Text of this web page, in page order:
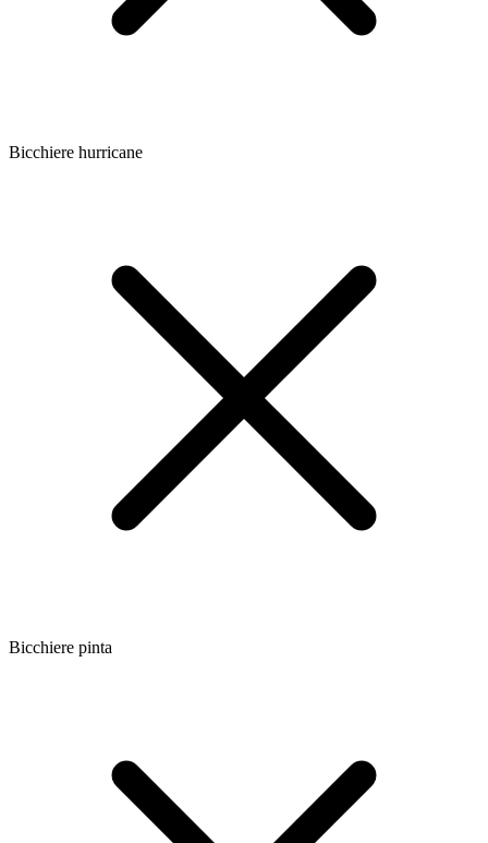
Bicchiere hurricane
Bicchiere pinta